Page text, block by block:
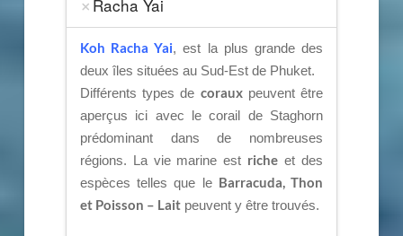
Racha Yai
Koh Racha Yai, est la plus grande des
deux îles situées au Sud-Est de Phuket.
Différents types de corauxpeuvent être
aperçus ici avec le corail de Staghorn
prédominant dans de nombreuses
régions. La vie marine est riche et des
espèces telles que le Barracuda, Thon
et Poisson – Laitpeuvent y être trouvés.